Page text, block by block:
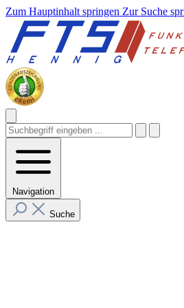
Zum Hauptinhalt springen Zur Suche
Navigation
Suche